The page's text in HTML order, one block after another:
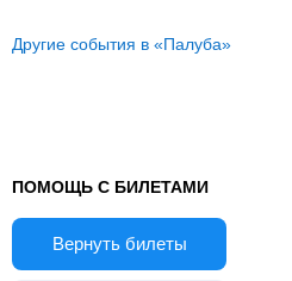
Другие события в «Палуба»
ПОМОЩЬ С БИЛЕТАМИ
Вернуть билеты